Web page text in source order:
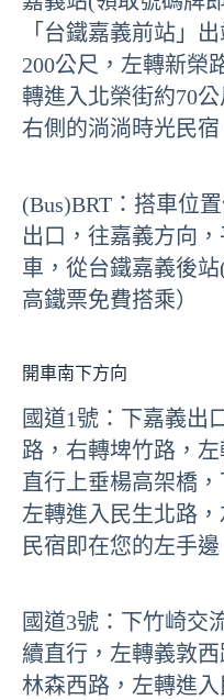
「台鐵嘉義前站」
200公尺，左轉新榮
轉進入北榮街約70
右側的淌淌時光民宿
(Bus)BRT：搭車位
出口，往嘉義方向
車，從台鐵嘉義後
高鐵票免費搭乘）
開車南下方向
國道1號：下嘉義出
路，右轉埤竹路，
直行上垂楊高架橋，
左轉進入民生北路，
民宿即在您的左手邊
國道3號：下竹崎交
續直行，左轉義敦
林森西路，左轉進